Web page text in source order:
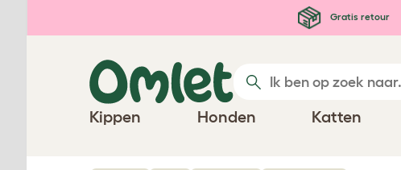
Gratis retour
Kippen Honden Katten